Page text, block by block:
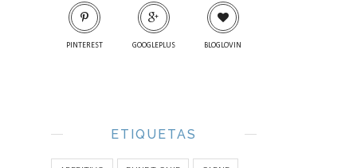
PINTEREST GOOGLEPLUS BLOGLOVIN
ETIQUETAS